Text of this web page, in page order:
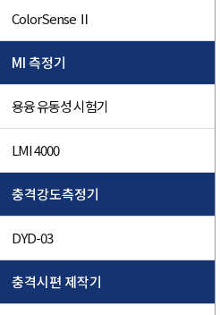
ColorSense Ⅱ
MI 측정기
용융 유동성 시험기
LMI 4000
충격강도측정기
DYD-03
충격시편 제작기